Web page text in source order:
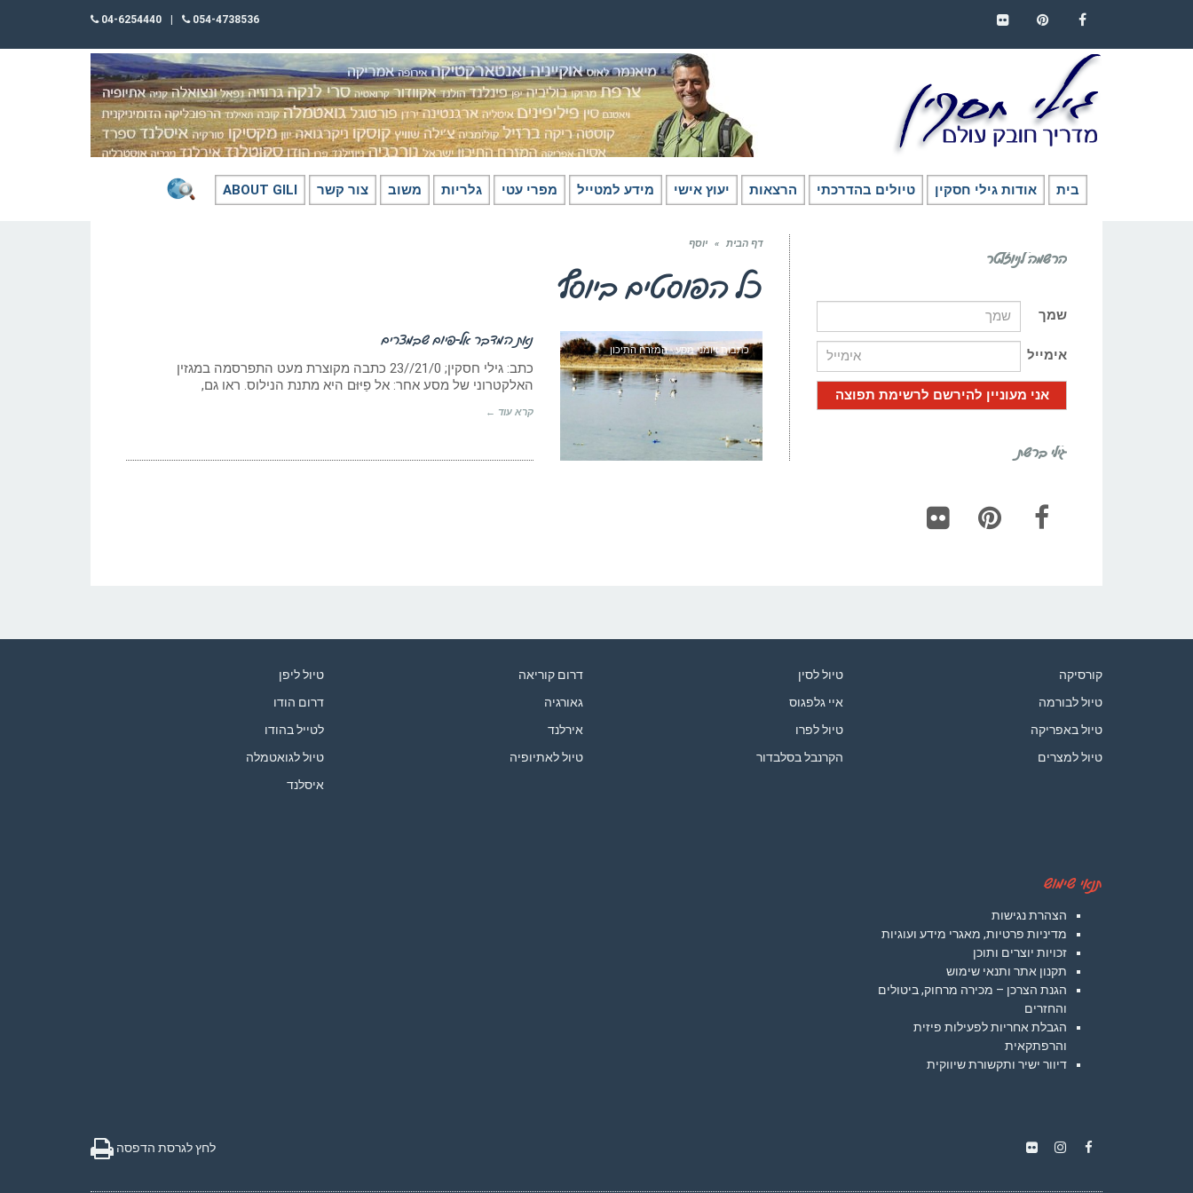
054-4738536
04-6254440
בית אודות גילי חסקין טיולים בהדרכתי הרצאות יעוץ אישי מידע למטייל מפרי עטי גלריות משוב צור קשר ABOUT GILI
דף הבית » יוסף
כל הפוסטים ביוסף
כתבות ויומני מסע - המזרח התיכון
נאת המדבר אל-פיום שבמצרים
כתב: גילי חסקין; 21/0//23 כתבה מקוצרת מעט התפרסמה במגזין
האלקטרוני של מסע אחר: אל פַיּוּם היא מתנת הנילוס. ראו גם,
קרא עוד ←
הרשמה לניוזלטר
שמך
אימייל
גילי ברשת
קורסיקה
טיול לבורמה
טיול באפריקה
טיול למצרים
טיול לסין
איי גלפגוס
טיול לפרו
הקרנבל בסלבדור
דרום קוריאה
גאורגיה
אירלנד
טיול לאתיופיה
טיול ליפן
דרום הודו
לטייל בהודו
טיול לגואטמלה
איסלנד
תנאי שימוש
הצהרת נגישות
מדיניות פרטיות, מאגרי מידע ועוגיות
זכויות יוצרים ותוכן
תקנון אתר ותנאי שימוש
הגנת הצרכן – מכירה מרחוק, ביטולים
והחזרים
הגבלת אחריות לפעילות פיזית
והרפתקאית
דיוור ישיר ותקשורת שיווקית
לחץ לגרסת הדפסה